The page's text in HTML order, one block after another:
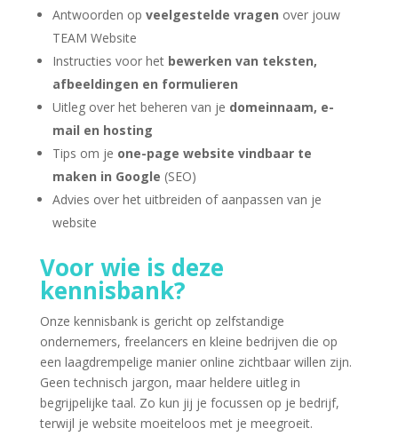
Antwoorden op veelgestelde vragen over jouw
TEAM Website
Instructies voor het bewerken van teksten,
afbeeldingen en formulieren
Uitleg over het beheren van je domeinnaam, e-
mail en hosting
Tips om je one-page website vindbaar te
maken in Google (SEO)
Advies over het uitbreiden of aanpassen van je
website
Voor wie is deze
kennisbank?
Onze kennisbank is gericht op zelfstandige
ondernemers, freelancers en kleine bedrijven die op
een laagdrempelige manier online zichtbaar willen zijn.
Geen technisch jargon, maar heldere uitleg in
begrijpelijke taal. Zo kun jij je focussen op je bedrijf,
terwijl je website moeiteloos met je meegroeit.